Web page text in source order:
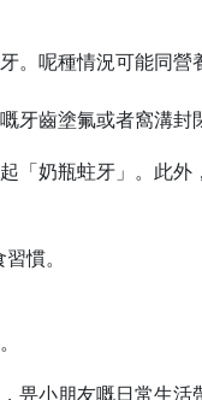
呢種情況可能同營
牙齒塗氟或者窩溝封
奶瓶蛀牙」。此外
慣。
畀小朋友嘅日常生活